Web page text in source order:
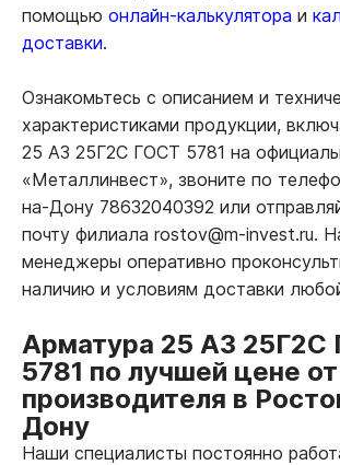
помощью онлайн-калькулятора и
доставки.
Ознакомьтесь с описанием и
характеристиками продукции,
25 А3 25Г2С ГОСТ 5781 на
«Металлинвест», звоните по
на-Дону 78632040392 или
почту филиала rostov@m-invest.ru.
менеджеры оперативно
наличию и условиям доставки
Арматура 25 А3 25Г2С
5781 по лучшей цене от
производителя в
Дону
Наши специалисты постоянно